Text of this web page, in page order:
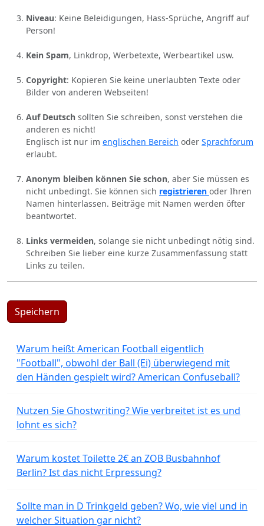
Niveau: Keine Beleidigungen, Hass-Sprüche, Angriff auf
Person!
Kein Spam, Linkdrop, Werbetexte, Werbeartikel usw.
Copyright: Kopieren Sie keine unerlaubten Texte oder
Bilder von anderen Webseiten!
Auf Deutsch sollten Sie schreiben, sonst verstehen die
anderen es nicht!
Englisch ist nur im englischen Bereich oder Sprachforum
erlaubt.
Anonym bleiben können Sie schon, aber Sie müssen es
nicht unbedingt. Sie können sich registrieren oder Ihren
Namen hinterlassen. Beiträge mit Namen werden öfter
beantwortet.
Links vermeiden, solange sie nicht unbedingt nötig sind.
Schreiben Sie lieber eine kurze Zusammenfassung statt
Links zu teilen.
Speichern
Warum heißt American Football eigentlich
"Football", obwohl der Ball (Ei) überwiegend mit
den Händen gespielt wird? American Confuseball?
Nutzen Sie Ghostwriting? Wie verbreitet ist es und
lohnt es sich?
Warum kostet Toilette 2€ an ZOB Busbahnhof
Berlin? Ist das nicht Erpressung?
Sollte man in D Trinkgeld geben? Wo, wie viel und in
welcher Situation gar nicht?